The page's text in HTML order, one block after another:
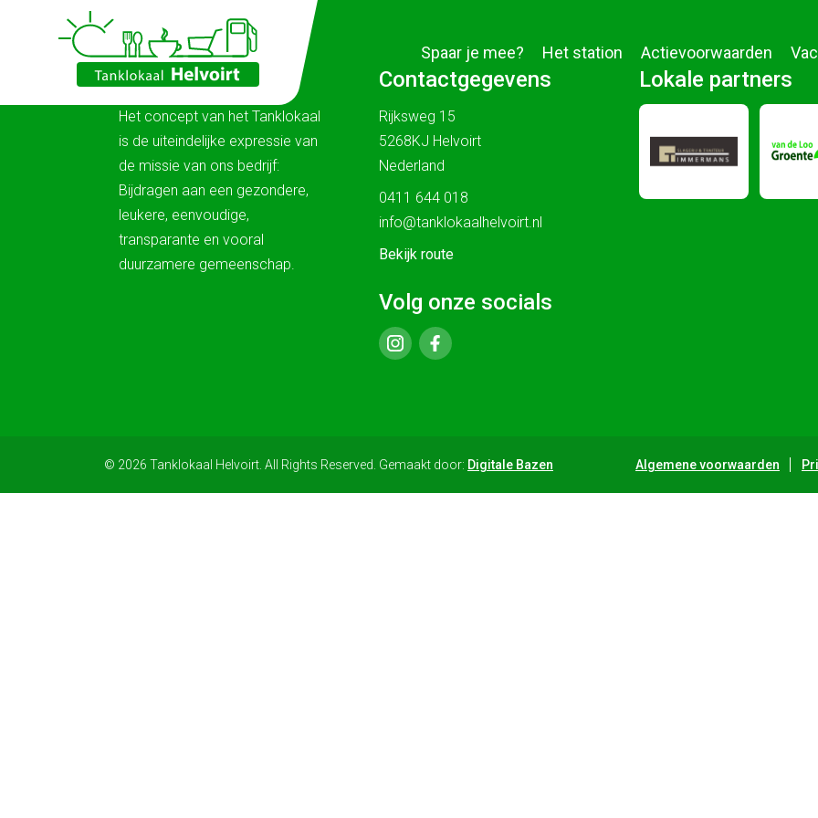
Spaar je mee? Het station Actievoorwaarden
Ons verhaal
Het concept van het Tanklokaal
is de uiteindelijke expressie van
de missie van ons bedrijf:
Bijdragen aan een gezondere,
leukere, eenvoudige,
transparante en vooral
duurzamere gemeenschap.
Contactgegevens
Rijksweg 15
5268KJ Helvoirt
Nederland
0411 644 018
info@tanklokaalhelvoirt.nl
Bekijk route
Volg onze socials
Lokale partners
© 2026 Tanklokaal Helvoirt. All Rights Reserved. Gemaakt door: Digitale Bazen Algemene voorwaarden